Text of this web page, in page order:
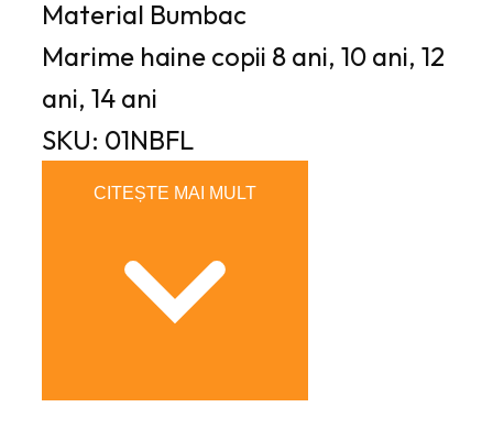
Material Bumbac
Marime haine copii 8 ani, 10 ani, 12
ani, 14 ani
SKU: 01NBFL